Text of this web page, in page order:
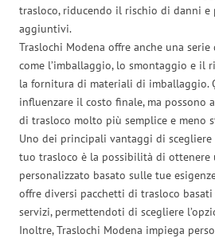
trasloco, riducendo il rischio di danni e
aggiuntivi.
Traslochi Modena offre anche una
come l’imballaggio, lo smontaggio e il
la fornitura di materiali di imballaggio.
influenzare il costo finale, ma possono
di trasloco molto più semplice e meno
Uno dei principali vantaggi di
tuo trasloco è la possibilità di ottenere
personalizzato basato sulle tue esigenze
offre diversi pacchetti di trasloco basati
servizi, permettendoti di scegliere
Inoltre, Traslochi Modena impiega